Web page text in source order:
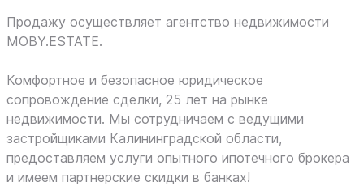
Продажу осуществляет агентство недвижимости
MOBY.ESTATE.
Комфортное и безопасное юридическое
сопровождение сделки, 25 лет на рынке
недвижимости. Мы сотрудничаем с ведущими
застройщиками Калининградской области,
предоставляем услуги опытного ипотечного брокера
и имеем партнерские скидки в банках!